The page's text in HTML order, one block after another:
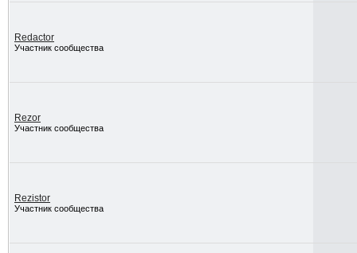
Redactor
Участник сообщества
Rezor
Участник сообщества
Rezistor
Участник сообщества